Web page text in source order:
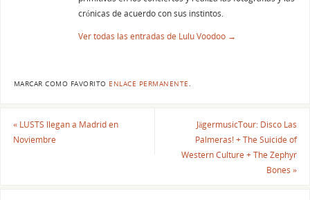
crónicas de acuerdo con sus instintos.
Ver todas las entradas de Lulu Voodoo →
MARCAR COMO FAVORITO ENLACE PERMANENTE.
«LUSTS llegan a Madrid en
Noviembre
JägermusicTour: Disco Las
Palmeras! + The Suicide of
Western Culture + The Zephyr
Bones»